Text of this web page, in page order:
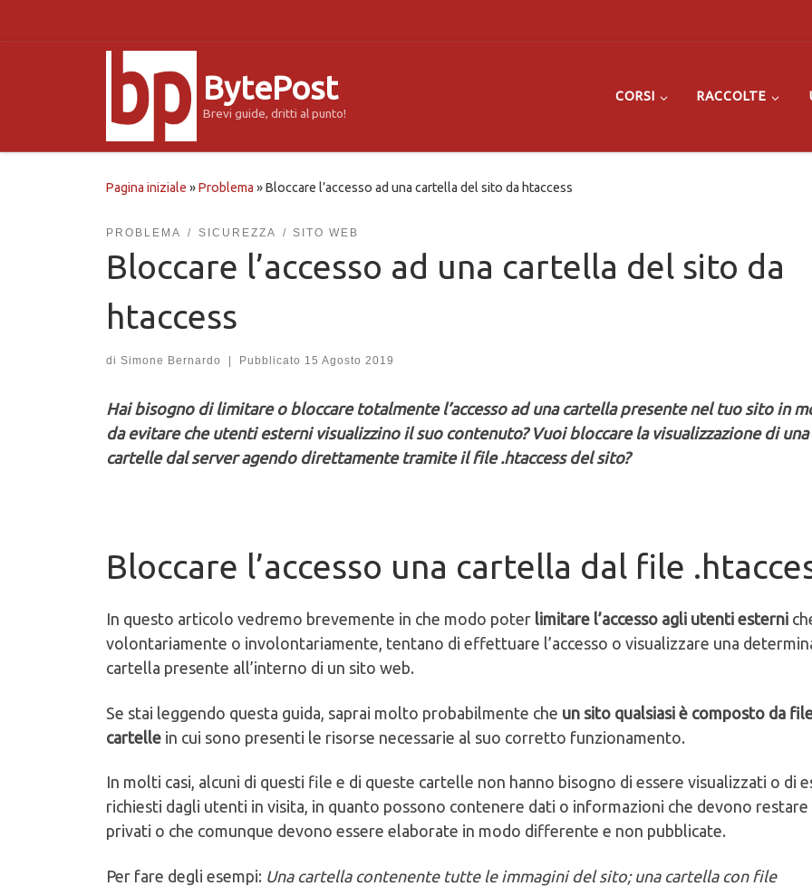
BytePost
Brevi guide, dritti al punto!
CORSI RACCOLTE
Pagina iniziale »Problema »Bloccare l’accesso ad una cartella del sito da htaccess
PROBLEMA SICUREZZA SITO WEB
Bloccare l’accesso ad una cartella del sito da
htaccess
di Simone Bernardo Pubblicato 15 Agosto 2019
Hai bisogno di limitare o bloccare totalmente l’accesso ad una cartella presente nel tuo sito in
da evitare che utenti esterni visualizzino il suo contenuto? Vuoi bloccare la visualizzazione di
cartelle dal server agendo direttamente tramite il file .htaccess del sito?
Bloccare l’accesso una cartella dal file
In questo articolo vedremo brevemente in che modo poter limitare l’accesso agli utenti esterni
volontariamente o involontariamente, tentano di effettuare l’accesso o visualizzare una
cartella presente all’interno di un sito web.
Se stai leggendo questa guida, saprai molto probabilmente che un sito qualsiasi è composto da
cartelle in cui sono presenti le risorse necessarie al suo corretto funzionamento.
In molti casi, alcuni di questi file e di queste cartelle non hanno bisogno di essere visualizzati o di
richiesti dagli utenti in visita, in quanto possono contenere dati o informazioni che devono restare
privati o che comunque devono essere elaborate in modo differente e non pubblicate.
Per fare degli esempi: Una cartella contenente tutte le immagini del sito; una cartella con file